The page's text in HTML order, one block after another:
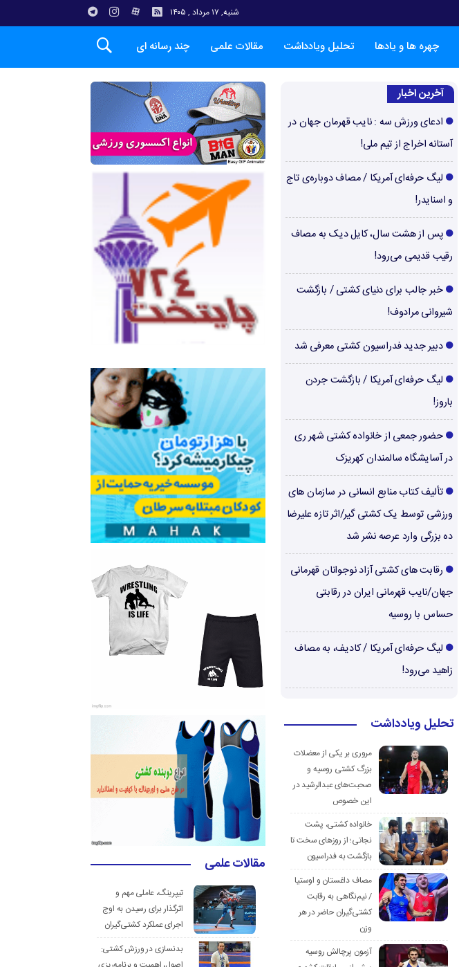
شنبه, ۱۷ مرداد , ۱۴۰۵
چهره ها و یادها تحلیل ویادداشت مقالات علمی چند رسانه ای
آخرین اخبار
ادعای ورزش سه : نایب قهرمان جهان در
آستانه اخراج از تیم ملی!
لیگ حرفه‌ای آمریکا / مصاف دوباره‌ی تاج
و اسنایدر!
پس از هشت سال، کایل دیک به مصاف
رقیب قدیمی می‌رود!
خبر جالب برای دنیای کشتی / بازگشت
شیروانی مرادوف!
دبیر جدید فدراسیون کشتی معرفی شد
لیگ حرفه‌ای آمریکا / بازگشت جردن
باروز!
حضور جمعی از خانواده کشتی شهر ری
در آسایشگاه سالمندان کهریزک
تألیف کتاب منابع انسانی در سازمان های
ورزشی توسط یک کشتی گیر/اثر تازه علیرضا
ده بزرگی وارد عرصه نشر شد
رقابت های کشتی آزاد نوجوانان قهرمانی
جهان/نایب قهرمانی ایران در رقابتی
حساس با روسیه
لیگ حرفه‌ای آمریکا / کادیف، به مصاف
زاهید می‌رود!
تحلیل ویادداشت
مروری بر یکی از معضلات
بزرگ کشتی روسیه و
صحبت‌های عبدالرشید در
این خصوص
خانواده کشتی، پشت
نجاتی؛ از روزهای سخت تا
بازگشت به فدراسیون
مصاف داغستان و اوستیا
/ نیم‌نگاهی به رقابت
کشتی‌گیران حاضر در هر
وزن
آزمون پرچالش روسیه
مقالات علمی
تیپرینگ، عاملی مهم و
اثرگذار برای رسیدن به اوج
اجرای عملکرد کشتی‌گیران
بدنسازی در ورزش کشتی: